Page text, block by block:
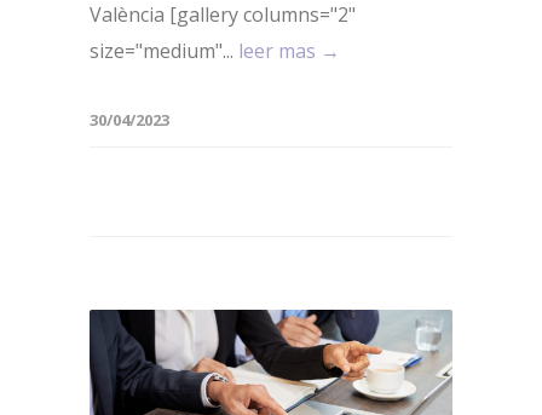
València [gallery columns="2"
size="medium"... leer mas →
30/04/2023